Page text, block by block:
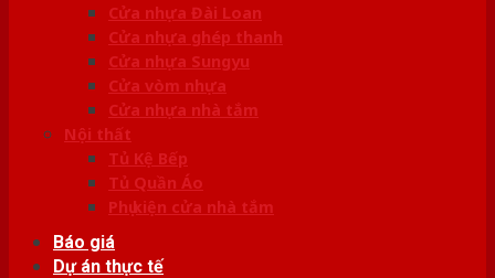
Cửa nhựa Đài Loan
Cửa nhựa ghép thanh
Cửa nhựa Sungyu
Cửa vòm nhựa
Cửa nhựa nhà tắm
Nội thất
Tủ Kệ Bếp
Tủ Quần Áo
Phụ kiện cửa nhà tắm
Báo giá
Dự án thực tế